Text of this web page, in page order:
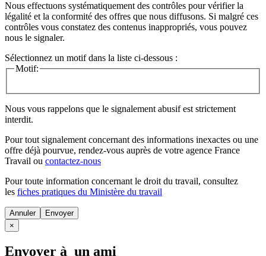
Nous effectuons systématiquement des contrôles pour vérifier la
légalité et la conformité des offres que nous diffusons. Si malgré ces
contrôles vous constatez des contenus inappropriés, vous pouvez
nous le signaler.
Sélectionnez un motif dans la liste ci-dessous :
Motif:
Nous vous rappelons que le signalement abusif est strictement
interdit.
Pour tout signalement concernant des informations inexactes ou une
offre déjà pourvue, rendez-vous auprès de votre agence France
Travail ou contactez-nous
Pour toute information concernant le droit du travail, consultez
les fiches pratiques du Ministère du travail
Annuler
×
Envoyer à un ami